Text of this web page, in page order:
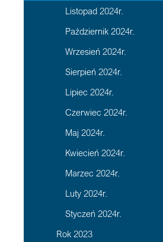
Listopad 2024r.
Październik 2024r.
Wrzesień 2024r.
Sierpień 2024r.
Lipiec 2024r.
Czerwiec 2024r.
Maj 2024r.
Kwiecień 2024r.
Marzec 2024r.
Luty 2024r.
Styczeń 2024r.
Rok 2023